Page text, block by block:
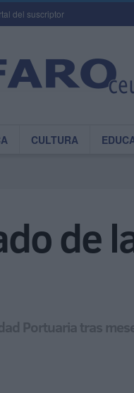
del suscriptor
CULTURA
de
Portuaria tras